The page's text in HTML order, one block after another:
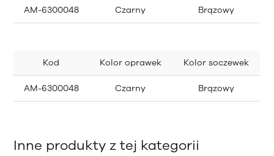
AM-6300048 Czarny Brązowy
Kod Kolor oprawek Kolor soczewek
AM-6300048 Czarny Brązowy
Inne produkty z tej kategorii